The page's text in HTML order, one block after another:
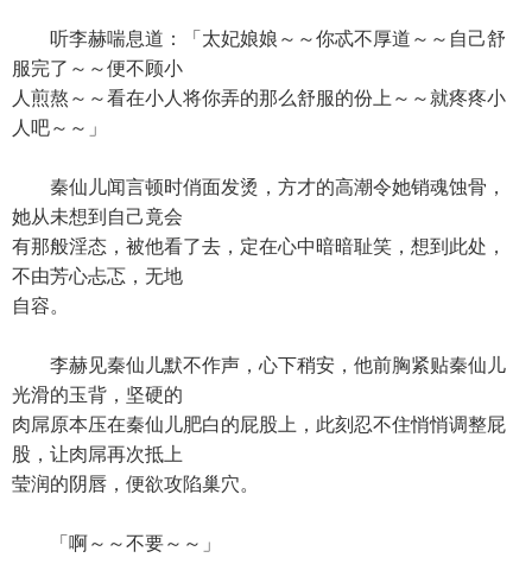
听李赫喘息道：「太妃娘娘～～你忒不厚道～～自己舒
服完了～～便不顾小
人煎熬～～看在小人将你弄的那么舒服的份上～～就疼疼小
人吧～～」
秦仙儿闻言顿时俏面发烫，方才的高潮令她销魂蚀骨，
她从未想到自己竟会
有那般淫态，被他看了去，定在心中暗暗耻笑，想到此处，
不由芳心忐忑，无地
自容。
李赫见秦仙儿默不作声，心下稍安，他前胸紧贴秦仙儿
光滑的玉背，坚硬的
肉屌原本压在秦仙儿肥白的屁股上，此刻忍不住悄悄调整屁
股，让肉屌再次抵上
莹润的阴唇，便欲攻陷巢穴。
「啊～～不要～～」